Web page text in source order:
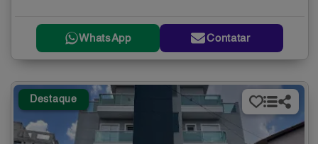
WhatsApp Contatar
Destaque